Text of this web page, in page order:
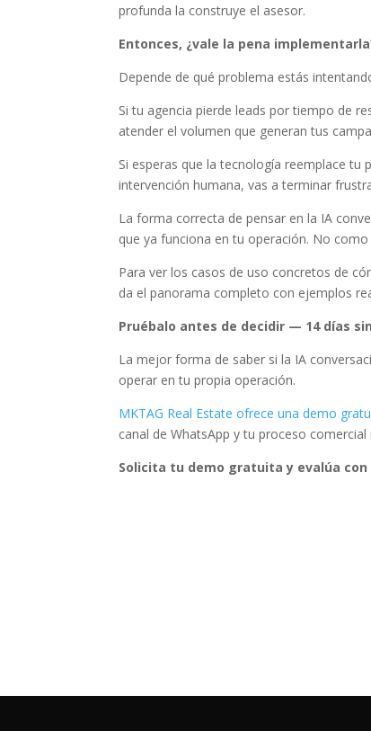
profunda la construye el asesor.
Entonces, ¿vale la pena
Depende de qué problema estás
Si tu agencia pierde leads por tiempo de
atender el volumen que generan tus
Si esperas que la tecnología reemplace
intervención humana, vas a terminar
La forma correcta de pensar en la IA
que ya funciona en tu operación. No
Para ver los casos de uso concretos de
da el panorama completo con ejemplos
Pruébalo antes de decidir — 14 días
La mejor forma de saber si la IA
operar en tu propia operación.
MKTAG Real Estate ofrece una demo
canal de WhatsApp y tu proceso comercial
Solicita tu demo gratuita y evalúa